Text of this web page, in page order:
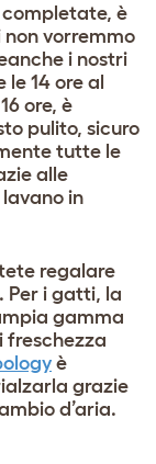
completate, è
vorremmo
i nostri
le 14 ore al
ore, è
pulito, sicuro
tutte le
alle
in
regalare
Per i gatti, la
gamma
freschezza
è
grazie
d’aria.